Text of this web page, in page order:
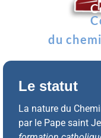
du
du
Le statut
La nature du
par le Pape saint